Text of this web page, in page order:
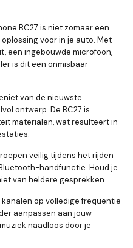
BC27 is niet zomaar een
voor in je auto. Met
een ingebouwde microfoon,
is dit een onmisbaar
van de nieuwste
ontwerp. De BC27 is
materialen, wat resulteert in
veilig tijdens het rijden
handfunctie. Houd je
van heldere gesprekken.
op volledige frequentie
aanpassen aan jouw
naadloos door je